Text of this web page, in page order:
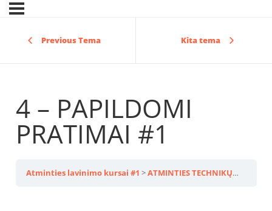
Previous Tema Kita tema
4 – PAPILDOMI
PRATIMAI #1
Atminties lavinimo kursai #1 ATMINTIES TECHNIKŲ PAGRINDAI